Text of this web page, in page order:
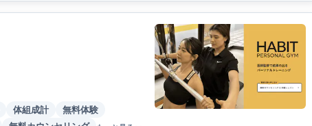
体組成計
無料体験